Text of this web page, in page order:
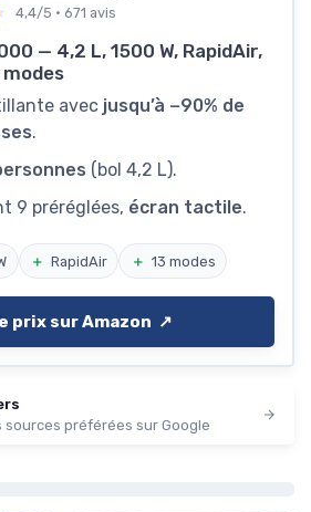
4,4/5 · 671 avis
— 4,2 L, 1500 W, RapidAir,
avec jusqu’à −90% de
.
(bol 4,2 L).
9 préréglées, écran tactile.
＋ RapidAir ＋ 13 modes
prix sur Amazon ↗️
préférées sur Google